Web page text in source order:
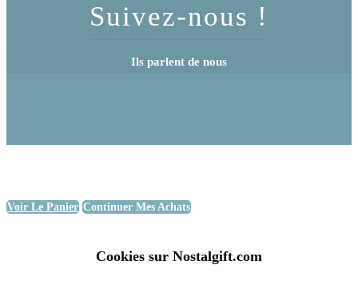
Suivez-nous !
Ils parlent de nous
Voir Le Panier Continuer Mes Achats
Cookies sur Nostalgift.com